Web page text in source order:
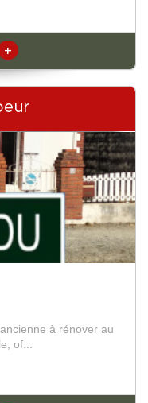
+
à rénover au
of...